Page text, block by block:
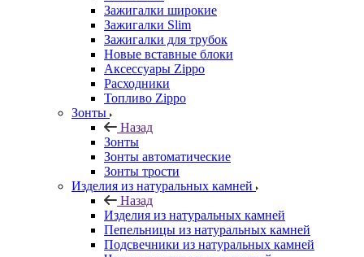
Зажигалки широкие
Зажигалки Slim
Зажигалки для трубок
Новые вставные блоки
Аксессуары Zippo
Расходники
Топливо Zippo
Зонты
Назад
Зонты
Зонты автоматические
Зонты трости
Изделия из натуральных камней
Назад
Изделия из натуральных камней
Пепельницы из натуральных камней
Подсвечники из натуральных камней